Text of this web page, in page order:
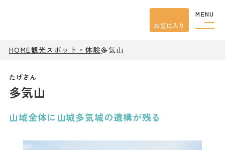
MENU
お気に入り
HOME観光スポット・体験多気山
多気山
山域全体に山城多気城の遺構が残る
イベント
宿泊